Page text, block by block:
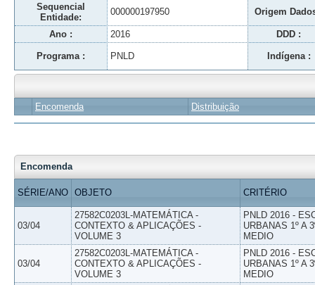
Sequencial
Entidade:
000000197950 Origem
Ano : 2016 DDD :
Programa : PNLD Indígena :
Encomenda Distribuição
Encomenda
SÉRIE/ANO OBJETO CRITÉRIO
03/04
27582C0203L-MATEMÁTICA -
CONTEXTO & APLICAÇÕES -
VOLUME 3
PNLD 2016 -
URBANAS 1º A
MEDIO
03/04
27582C0203L-MATEMÁTICA -
CONTEXTO & APLICAÇÕES -
VOLUME 3
PNLD 2016 -
URBANAS 1º A
MEDIO